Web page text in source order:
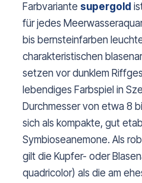
Farbvariante supergold
für jedes
bis bernsteinfarben
charakteristischen
setzen vor dunklem
lebendiges Farbspiel in
Durchmesser von etwa 8
sich als kompakte, gut
Symbioseanemone. Als
gilt die Kupfer- oder
quadricolor) als die am